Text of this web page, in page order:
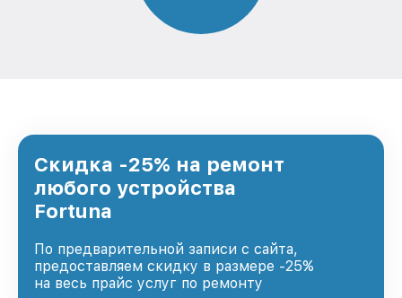
Скидка -25% на ремонт
любого устройства
Fortuna
По предварительной записи с сайта,
предоставляем скидку в размере -25%
на весь прайс услуг по ремонту